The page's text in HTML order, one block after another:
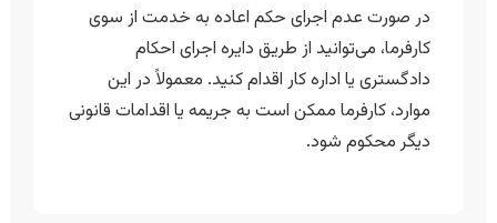
در صورت عدم اجرای حکم اعاده به خدمت از سوی
کارفرما، می‌توانید از طریق دایره اجرای احکام
دادگستری یا اداره کار اقدام کنید. معمولاً در این
موارد، کارفرما ممکن است به جریمه یا اقدامات قانونی
دیگر محکوم شود.